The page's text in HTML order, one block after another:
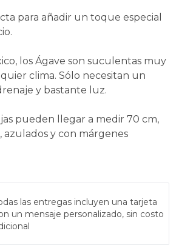
para añadir un toque especial
los Ágave son suculentas muy
clima. Sólo necesitan un
y bastante luz.
pueden llegar a medir 70 cm,
azulados y con márgenes
las entregas incluyen una tarjeta
un mensaje personalizado, sin costo